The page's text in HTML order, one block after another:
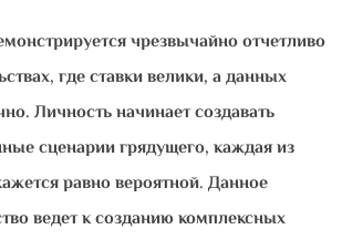
чрезвычайно отчетливо
где ставки велики, а данных
Личность начинает создавать
сценарии грядущего, каждая из
равно вероятной. Данное
ведет к созданию комплексных